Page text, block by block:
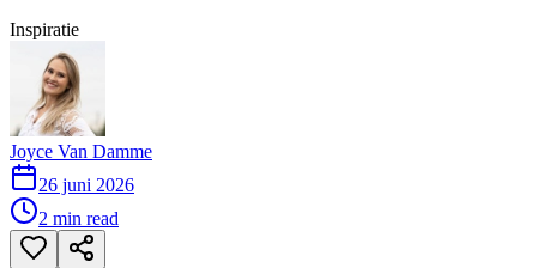
Inspiratie
Joyce Van Damme
26 juni 2026
2 min read